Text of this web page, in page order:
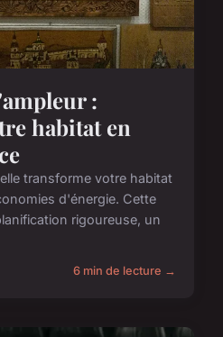
:
habitat en
transforme votre habitat
d'énergie. Cette
rigoureuse, un
6 min de lecture →